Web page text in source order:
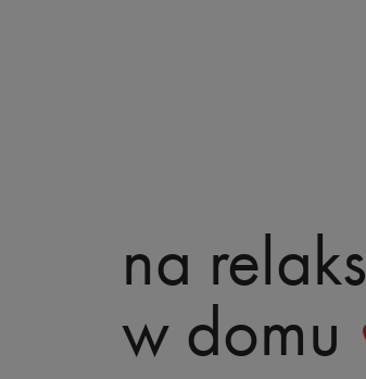
na relaks
w domu